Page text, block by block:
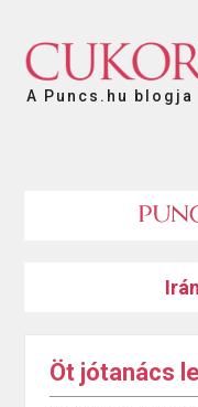
A Puncs.hu blogja
Öt jótanács